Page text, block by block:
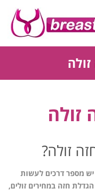
זולה
זולה?
יש מספר דרכים לעשות
הגדלת חזה במחירים זולים,